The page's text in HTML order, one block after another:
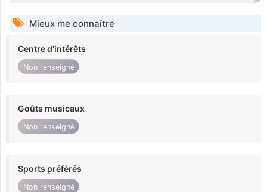
Mieux me connaître
Centre d'intérêts
Non renseigné
Goûts musicaux
Non renseigné
Sports préférés
Non renseigné